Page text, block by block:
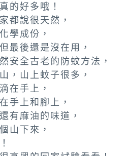
的好多哦！
都說很天然，
學成份，
最後還是沒在用，
安全古老的防蚊方法，
，山上蚊子很多，
在手上，
手上和腳上，
有麻油的味道，
山下來，